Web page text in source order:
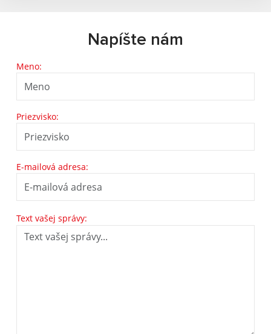
Napíšte nám
Meno:
Priezvisko:
E-mailová adresa:
Text vašej správy: